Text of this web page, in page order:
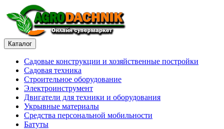
Каталог
Садовые конструкции и хозяйственные постройки
Садовая техника
Строительное оборудование
Электроинструмент
Двигатели для техники и оборудования
Укрывные материалы
Средства персональной мобильности
Батуты